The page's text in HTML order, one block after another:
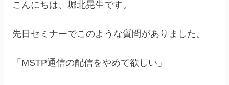
こんにちは、堀北晃生です。
先日セミナーでこのような質問がありました。
「MSTP通信の配信をやめて欲しい」